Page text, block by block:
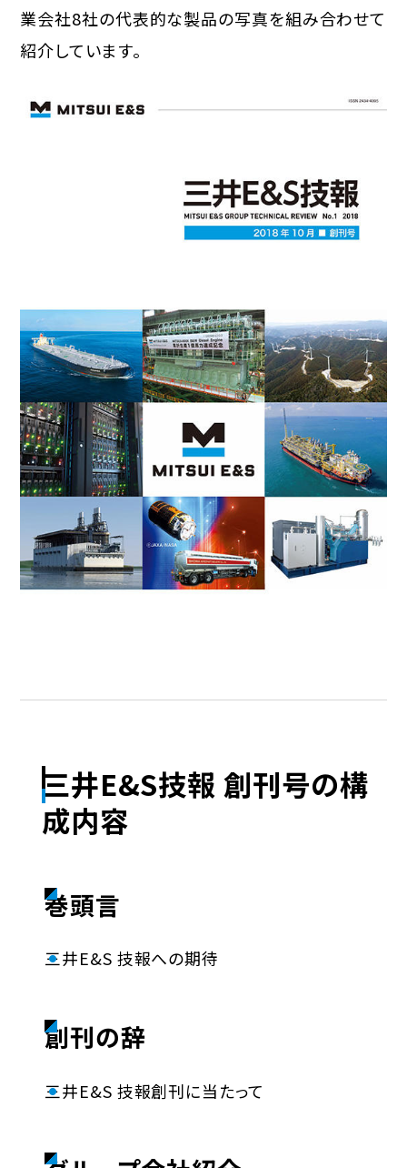
業会社8社の代表的な製品の写真を組み合わせて
紹介しています。
三井E&S技報 創刊号の構
成内容
巻頭言
三井E&S 技報への期待
創刊の辞
三井E&S 技報創刊に当たって